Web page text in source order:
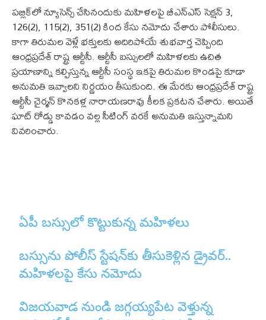
పబ్లిక్‌లో న్యూసెన్స్ చేసినందుకు మహిళలపై బీఎన్ఎస్ సెక్షన్ 3,
126(2), 115(2), 351(2) కింద కేసు నమోదు చేశారు పోలీసులు.
కాగా తిరుమల వెళ్లే భక్తులకు అదిరిపోయే శుభవార్త చెప్పింది
ఆంధ్రప్రదేశ్ రాష్ట్ర ఆర్టీసీ. ఆర్టీసీ బస్సులలో మహిళలకు ఉచిత
ప్రయాణాన్ని కల్పిస్తున్న ఆర్టీసీ సంస్థ ఇకపై తిరుమల కొండపై కూడా
అనుమతి ఇవ్వాలని నిర్ణయం తీసుకుంది. ఈ మేరకు ఆంధ్రప్రదేశ్ రాష్ట్ర
ఆర్టీసీ చైర్మన్ కొనకళ్ల నారాయణరావు కీలక ప్రకటన చేశారు. అయితే
ఘాట్ రోడ్డు కావడం వల్ల సీటింగ్ వరకే అనుమతి ఇస్తున్నామని
వివరించారు.
ఏపీ బస్సులో కొట్టుకున్న మహిళలు
బస్సును పోలీస్ స్టేషన్‌కు తీసుకెళ్లిన డ్రైవర్..
మహిళలపై కేసు నమోదు
విజయవాడ నుండి జగ్గయ్యపేట వెళ్తున్న